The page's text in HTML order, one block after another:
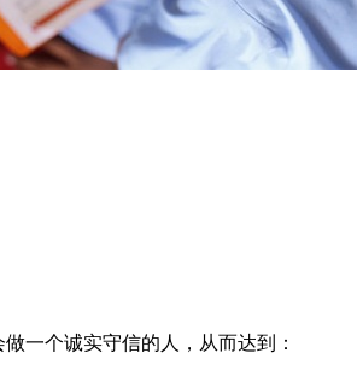
一个诚实守信的人，从而达到：